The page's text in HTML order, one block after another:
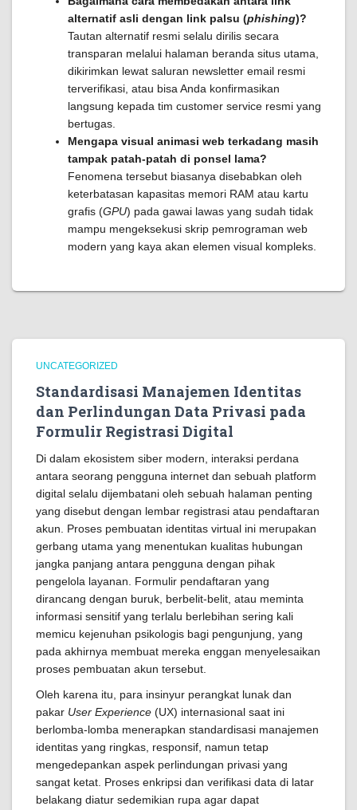
alternatif asli dengan link palsu (phishing)?
Tautan alternatif resmi selalu dirilis secara
transparan melalui halaman beranda situs utama,
dikirimkan lewat saluran newsletter email resmi
terverifikasi, atau bisa Anda konfirmasikan
langsung kepada tim customer service resmi yang
bertugas.
Mengapa visual animasi web terkadang masih
tampak patah-patah di ponsel lama?
Fenomena tersebut biasanya disebabkan oleh
keterbatasan kapasitas memori RAM atau kartu
grafis (GPU) pada gawai lawas yang sudah tidak
mampu mengeksekusi skrip pemrograman web
modern yang kaya akan elemen visual kompleks.
UNCATEGORIZED
Standardisasi Manajemen Identitas
dan Perlindungan Data Privasi pada
Formulir Registrasi Digital
Di dalam ekosistem siber modern, interaksi perdana
antara seorang pengguna internet dan sebuah platform
digital selalu dijembatani oleh sebuah halaman penting
yang disebut dengan lembar registrasi atau pendaftaran
akun. Proses pembuatan identitas virtual ini merupakan
gerbang utama yang menentukan kualitas hubungan
jangka panjang antara pengguna dengan pihak
pengelola layanan. Formulir pendaftaran yang
dirancang dengan buruk, berbelit-belit, atau meminta
informasi sensitif yang terlalu berlebihan sering kali
memicu kejenuhan psikologis bagi pengunjung, yang
pada akhirnya membuat mereka enggan menyelesaikan
proses pembuatan akun tersebut.
Oleh karena itu, para insinyur perangkat lunak dan
pakar User Experience (UX) internasional saat ini
berlomba-lomba menerapkan standardisasi manajemen
identitas yang ringkas, responsif, namun tetap
mengedepankan aspek perlindungan privasi yang
sangat ketat. Proses enkripsi dan verifikasi data di latar
belakang diatur sedemikian rupa agar dapat